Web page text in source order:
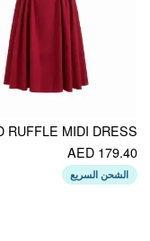
AED 179.40
الشحن السريع